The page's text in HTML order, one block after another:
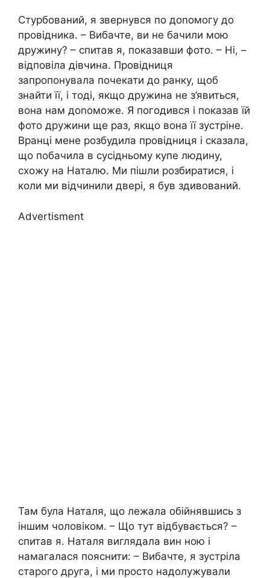
Стурбований, я звернувся по доnомогу до
провідника. – Вибачте, ви не бачили мою
дружину? – спитав я, показавши фото. – Ні, –
відповіла дівчина. Провідниця
запропонувала почекати до ранку, щоб
знайти її, і тоді, якщо дружина не з’явиться,
вона нам доnоможе. Я погодився і показав їй
фото дружини ще раз, якщо вона її зустріне.
Вранці мене розбудила провідниця і сказала,
що побачила в сусідньому купе людину,
схожу на Наталю. Ми пішли розбиратися, і
коли ми відчинили двері, я був здивований.
Advertisment
Там була Наталя, що лежала обійнявшись з
іншим чоловіком. – Що тут відбувається? –
спитав я. Наталя виглядала вин ною і
намагалася пояснити: – Вибачте, я зустріла
старого друга, і ми просто надолужували